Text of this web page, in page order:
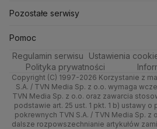
Ministerstwo Infrastruktury
Ministerstwo Rolnictwa
Ministerstwo Rozwoju i Technologii
Ministerstwo Sportu i Turystyki
Ministerstwo Cyfryzacji
Ministerstwo Edukacji Narodowej
Ministerstwo Finansów
Quizy
Tematy
Trójmiasto
Kielce
Kujawsko-pomorskie
Lublin
Rynki
Dla firm
Handel
Ze świata
Tech
Pogoda na weekend
Najnowsze
Polska
Prognoza
Świat
Kolarstwo
Skoki Narciarskie
Sporty zimowe
Lekkoatletyka
Siatkówka
Polska
Świat
Polityka
Zdrowie
Tech
Najnowsze
Gorące Tematy
Wyślij zgłoszenie
Pozostałe serwisy
TVN
Dzień Dobry TVN
Uwaga TVN
HGTV
Pomoc
Centrum pomocy
Test zgodności
Oglądaj na TV
Regulamin serwisu Ustawienia
Polityka prywatności
Copyright (C) 1997-2026 Korzystanie z
S.A. / TVN Media Sp. z o.o. wymaga
TVN Media Sp. z o.o. oraz zawarcia
podstawie art. 25 ust. 1 pkt. 1 b) ustawy
pokrewnych TVN S.A. / TVN Media Sp. z
dalsze rozpowszechnianie artykułów